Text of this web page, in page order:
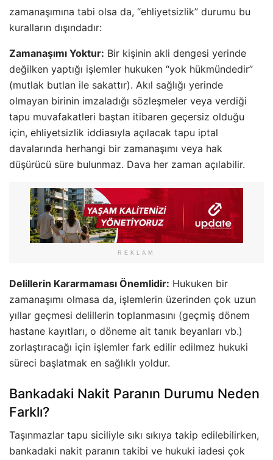
zamanaşımına tabi olsa da, “ehliyetsizlik” durumu bu
kuralların dışındadır:
Zamanaşımı Yoktur: Bir kişinin akli dengesi yerinde
değilken yaptığı işlemler hukuken “yok hükmündedir”
(mutlak butlan ile sakattır). Akıl sağlığı yerinde
olmayan birinin imzaladığı sözleşmeler veya verdiği
tapu muvafakatleri baştan itibaren geçersiz olduğu
için, ehliyetsizlik iddiasıyla açılacak tapu iptal
davalarında herhangi bir zamanaşımı veya hak
düşürücü süre bulunmaz. Dava her zaman açılabilir.
REKLAM
Delillerin Kararmaması Önemlidir: Hukuken bir
zamanaşımı olmasa da, işlemlerin üzerinden çok uzun
yıllar geçmesi delillerin toplanmasını (geçmiş dönem
hastane kayıtları, o döneme ait tanık beyanları vb.)
zorlaştıracağı için işlemler fark edilir edilmez hukuki
süreci başlatmak en sağlıklı yoldur.
Bankadaki Nakit Paranın Durumu Neden
Farklı?
Taşınmazlar tapu siciliyle sıkı sıkıya takip edilebilirken,
bankadaki nakit paranın takibi ve hukuki iadesi çok